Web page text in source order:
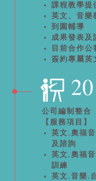
課程教學提
英文、音樂
到園輔導
成果發表及
目前合作
簽約專屬英
公司編制整合
【服務項目】
英文.奧福
及諮詢
英文.奧福
訓練
英文.音樂.